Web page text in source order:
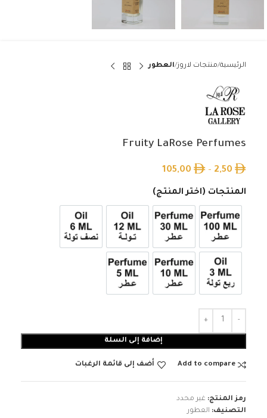
الرئيسية منتجات لاروز العطور
Fruity LaRose Perfumes
2,50
–
105,00
المنتجات (اختر المنتج)
عطر 100ml عطر 30ml 12ml زيت تولة 6ml زيت نصف تولة
3ml زيت ربع تولة عطر 10ml عطر 5ml
إضافة إلى السلة
Add to compare أضف إلى قائمة الرغبات
رمز المنتج: غير محدد
التصنيف: العطور